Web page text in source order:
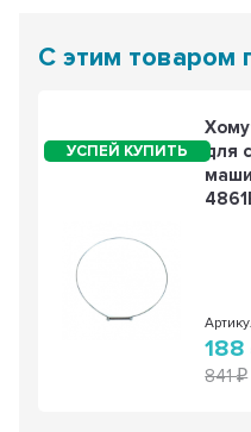
С этим товаром
для
188
841